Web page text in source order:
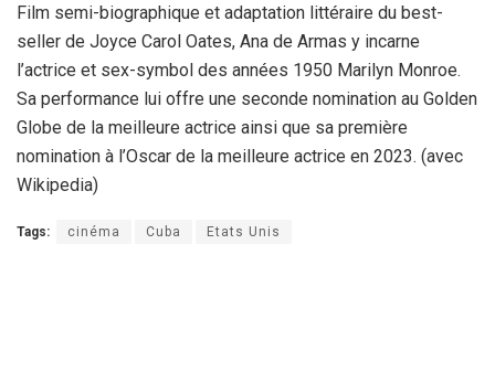
Film semi-biographique et adaptation littéraire du best-
seller de Joyce Carol Oates, Ana de Armas y incarne
l’actrice et sex-symbol des années 1950 Marilyn Monroe.
Sa performance lui offre une seconde nomination au Golden
Globe de la meilleure actrice ainsi que sa première
nomination à l’Oscar de la meilleure actrice en 2023. (avec
Wikipedia)
Tags: cinéma Cuba Etats Unis